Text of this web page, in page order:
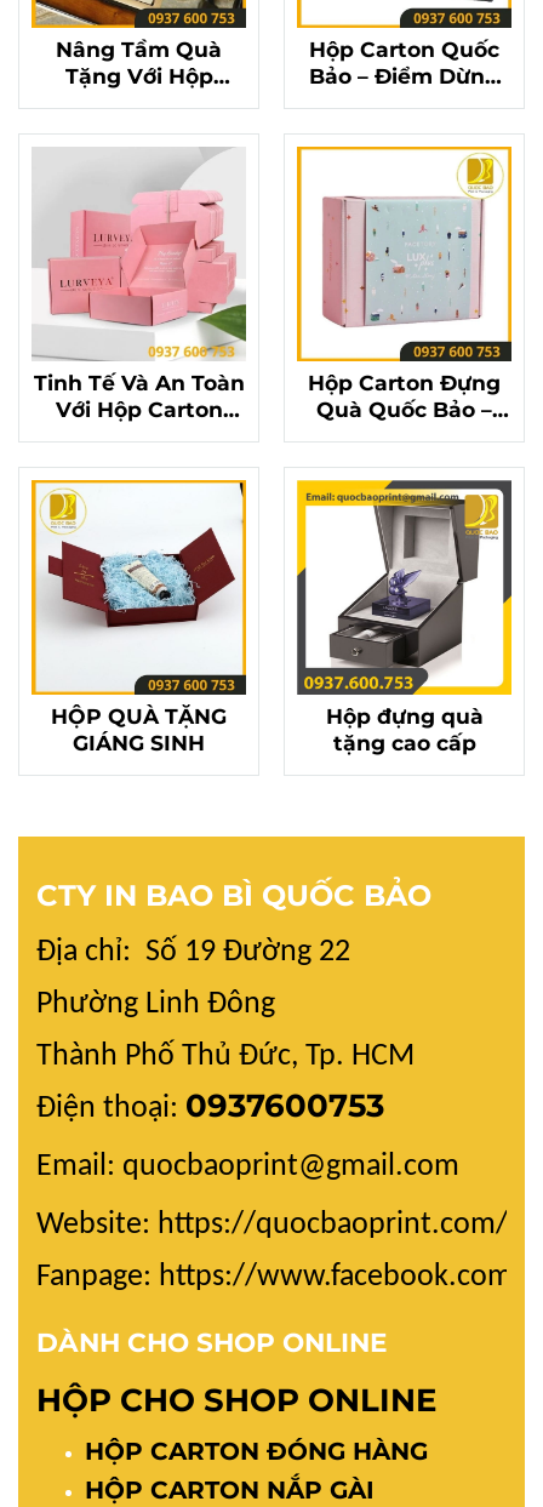
Nâng Tầm Quà
Tặng Với Hộp
Carton Đựng Quà
Quốc Bảo
Hộp Carton Quốc
Bảo – Điểm Dừng
Chân Của Những
Món Quà Ý Nghĩa
Tinh Tế Và An Toàn
Với Hộp Carton
Đựng Quà Quốc
Bảo
Hộp Carton Đựng
Quà Quốc Bảo –
Bảo Vệ Món Quà
Yêu Thương
HỘP QUÀ TẶNG
GIÁNG SINH
Hộp đựng quà
tặng cao cấp
CTY IN BAO BÌ QUỐC BẢO
Địa chỉ: Số 19 Đường 22
Phường Linh Đông
Thành Phố Thủ Đức, Tp. HCM
Điện thoại: 0937600753
Email: quocbaoprint@gmail.com
Website: https://quocbaoprint.com/
Fanpage: https://www.facebook.com/
DÀNH CHO SHOP ONLINE
HỘP CHO SHOP ONLINE
HỘP CARTON ĐÓNG HÀNG
HỘP CARTON NẮP GÀI